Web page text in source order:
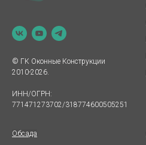
© ГК Оконные Конструкции
2010-2026.
ИНН/ОГРН:
771471273702/318774600505251
Обсада